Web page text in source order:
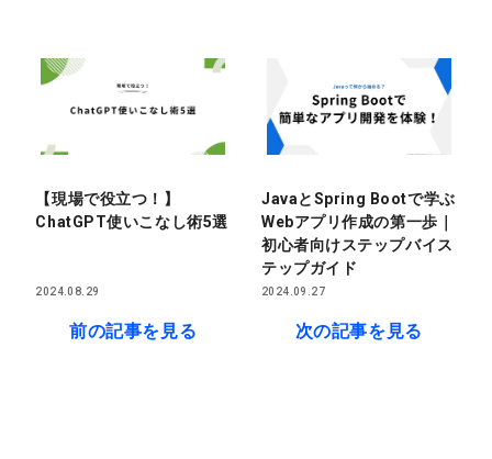
【現場で役立つ！】
ChatGPT使いこなし術5選
2024.08.29
前の記事を見る
JavaとSpring Bootで学ぶ
Webアプリ作成の第一歩｜
初心者向けステップバイス
テップガイド
2024.09.27
次の記事を見る